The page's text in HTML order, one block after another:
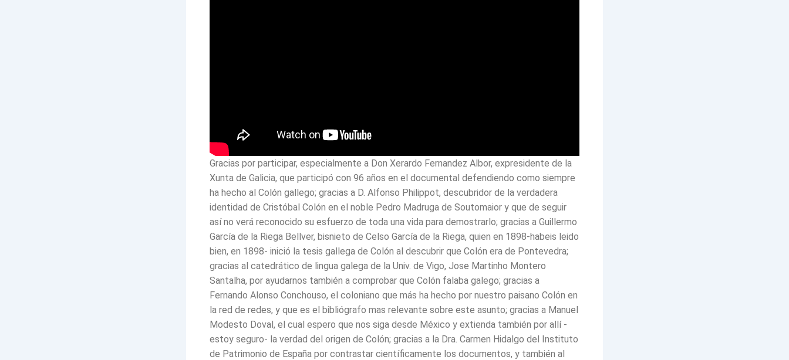
Gracias por participar, especialmente a Don Xerardo Fernandez Albor, expresidente de la
Xunta de Galicia, que participó con 96 años en el documental defendiendo como siempre
ha hecho al Colón gallego; gracias a D. Alfonso Philippot, descubridor de la verdadera
identidad de Cristóbal Colón en el noble Pedro Madruga de Soutomaior y que de seguir
así no verá reconocido su esfuerzo de toda una vida para demostrarlo; gracias a Guillermo
García de la Riega Bellver, bisnieto de Celso García de la Riega, quien en 1898-habeis leido
bien, en 1898- inició la tesis gallega de Colón al descubrir que Colón era de Pontevedra;
gracias al catedrático de lingua galega de la Univ. de Vigo, Jose Martinho Montero
Santalha, por ayudarnos también a comprobar que Colón falaba galego; gracias a
Fernando Alonso Conchouso, el coloniano que más ha hecho por nuestro paisano Colón en
la red de redes, y que es el bibliógrafo mas relevante sobre este asunto; gracias a Manuel
Modesto Doval, el cual espero que nos siga desde México y extienda también por allí -
estoy seguro- la verdad del origen de Colón; gracias a la Dra. Carmen Hidalgo del Instituto
de Patrimonio de España por contrastar científicamente los documentos, y también al